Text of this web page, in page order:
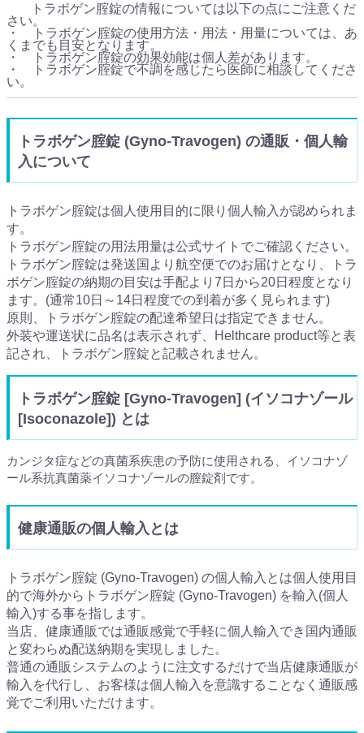
トラボゲン腟錠の情報については以下の点にご注意くだ
さい。
・ トラボゲン腟錠の使用方法・用法・用量については、あ
くまでも目安となります。
・ トラボゲン腟錠の効果効能は個人差があります。
・ トラボゲン腟錠で不調を感じたら医師に相談してくださ
い。
トラボゲン腟錠 (Gyno-Travogen) の通販・個人輸
入について
トラボゲン腟錠は個人使用目的に限り個人輸入が認められま
す。
トラボゲン腟錠の用法用量は公式サイトでご確認ください。
トラボゲン腟錠は発送国より航空便でのお届けとなり、トラ
ボゲン腟錠の納期の目安は手配より7日から20日程度となり
ます。(通常10日～14日程度での到着が多く見られます)
原則、トラボゲン腟錠の配達希望日は指定できません。
外装や運送状に品名は表示されず、Helthcare product等と表
記され、トラボゲン腟錠と記載されません。
トラボゲン腟錠 [Gyno-Travogen] (イソコナゾール
[Isoconazole]) とは
カンジタ症などの真菌系疾患の予防に使用される、イソコナゾ
ール系抗真菌薬イソコナゾールの膣錠剤です。
健康通販の個人輸入とは
トラボゲン腟錠 (Gyno-Travogen) の個人輸入とは個人使用目
的で海外からトラボゲン腟錠 (Gyno-Travogen) を輸入(個人
輸入)する事を指します。
当店、健康通販では通販感覚で手軽に個人輸入でき国内通販
と変わらぬ配送納期を実現しました。
普通の通販システムのように注文するだけで当店健康通販が
輸入を代行し、お客様は個人輸入を意識することなく通販感
覚でご利用いただけます。